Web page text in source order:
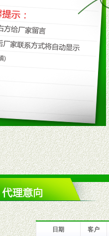
品不断满足消费者的新需求及适
：产品手册、POP宣传画、三
：供优质产品，全套合法经营
销商提供公司资执证明复印件
：因地制宜，采取方案，专家
：累计进货奖励，年终完成任务
：营销全程跟踪服务，提供企
诚信为本的退换货保障制度，
品经销网络，营养品或保健食品
及经营理念，有良好的商业道
最低渠道价格，统一最低零售
金实力，良好的商业信誉，具备
销商利益，不得窜货。
日期 客户